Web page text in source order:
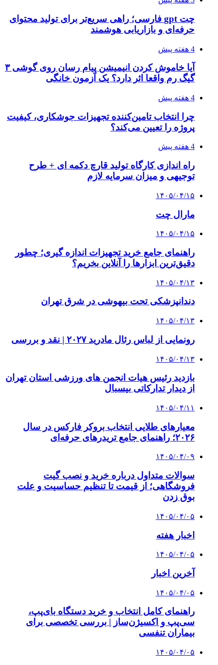
چت gpt فارسی؛ راهی سریع‌تر برای تولید محتوای
حرفه‌ای و بازاریابی هوشمند
4 هفته پیش
آیا خاموش کردن انیمیشن پیام رسان روی گوشی ۳
گیگ رم واقعا اثر دارد؟ یک آزمون خانگی
4 هفته پیش
چرا انتخاب تامین‌کننده تجهیزات جوشکاری، کیفیت
پروژه را تعیین می‌کند؟
4 هفته پیش
راه اندازی کارگاه تولید قارچ دکمه ای + طرح
توجیهی و میزان سرمایه لازم
۱۴۰۵/۰۴/۱۵
مارال چت
۱۴۰۵/۰۴/۱۵
راهنمای جامع خرید تجهیزات اندازه گیری؛ چطور
دقیق‌ترین ابزارها را آنلاین بخریم؟
۱۴۰۵/۰۴/۱۳
دندانپزشکی تحت بیهوشی در شرق تهران
۱۴۰۵/۰۴/۱۳
رونمایی از لباس رئال مادرید ۲۰۲۷ | نقد و بررسی
۱۴۰۵/۰۴/۱۳
بازدید رئیس هیات انجمن های ورزشی استان تهران
از دیدار تدارکاتی بیسبال
۱۴۰۵/۰۴/۱۱
معیارهای طلایی انتخاب بروکر فارکس در سال
۲۰۲۶؛ راهنمای جامع تریدرهای حرفه‌ای
۱۴۰۵/۰۴/۰۹
سوالات متداول درباره خرید و نصب گیت
فروشگاهی؛ از قیمت تا تنظیم حساسیت و علت
بوق زدن
۱۴۰۵/۰۴/۰۵
اخبار هفته
۱۴۰۵/۰۴/۰۵
آخرین اخبار
۱۴۰۵/۰۴/۰۵
راهنمای کامل انتخاب و خرید دستگاه بای‌پپ،
سی‌پپ و اکسیژن‌ساز | بررسی تخصصی برای
بیماران تنفسی
۱۴۰۵/۰۴/۰۵